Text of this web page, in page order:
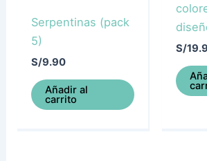
Serpentinas (pack
5)
S/9.90
Añadir al
carrito
S/